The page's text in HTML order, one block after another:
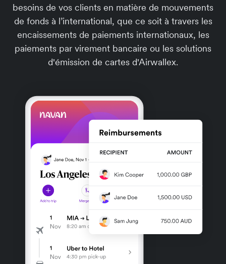
besoins de vos clients en matière de mouvements
de fonds à l’international, que ce soit à travers les
encaissements de paiements internationaux, les
paiements par virement bancaire ou les solutions
d'émission de cartes d'Airwallex.